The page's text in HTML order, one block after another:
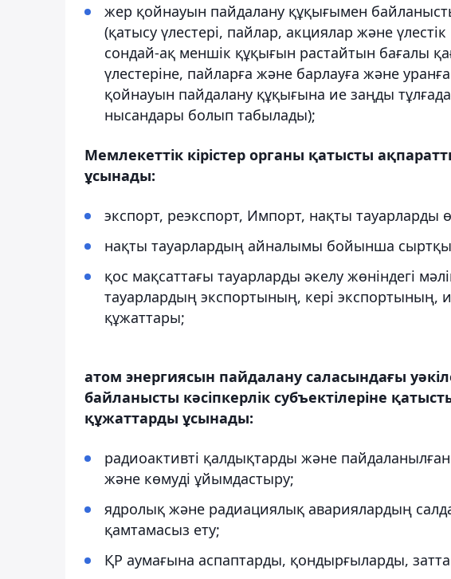
жер қойнауын пайдалану құқығымен
(қатысу үлестері, пайлар, акциялар және
сондай-ақ меншік құқығын растайтын бағалы
үлестеріне, пайларға және барлауға және
қойнауын пайдалану құқығына ие заңды
нысандары болып табылады);
Мемлекеттік кірістер органы қатысты
ұсынады:
экспорт, реэкспорт, Импорт, нақты тауарларды
нақты тауарлардың айналымы бойынша сыртқы
қос мақсаттағы тауарларды әкелу жөніндегі
тауарлардың экспортының, кері экспортының,
құжаттары;
атом энергиясын пайдалану саласындағы
байланысты кәсіпкерлік субъектілеріне
құжаттарды ұсынады:
радиоактивті қалдықтарды және
және көмуді ұйымдастыру;
ядролық және радиациялық авариялардың
қамтамасыз ету;
ҚР аумағына аспаптарды, қондырғыларды,